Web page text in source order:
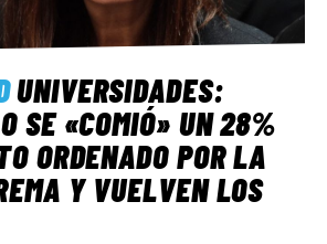
UNIVERSIDADES:
SE «COMIÓ» UN 28%
ORDENADO POR LA
Y VUELVEN LOS